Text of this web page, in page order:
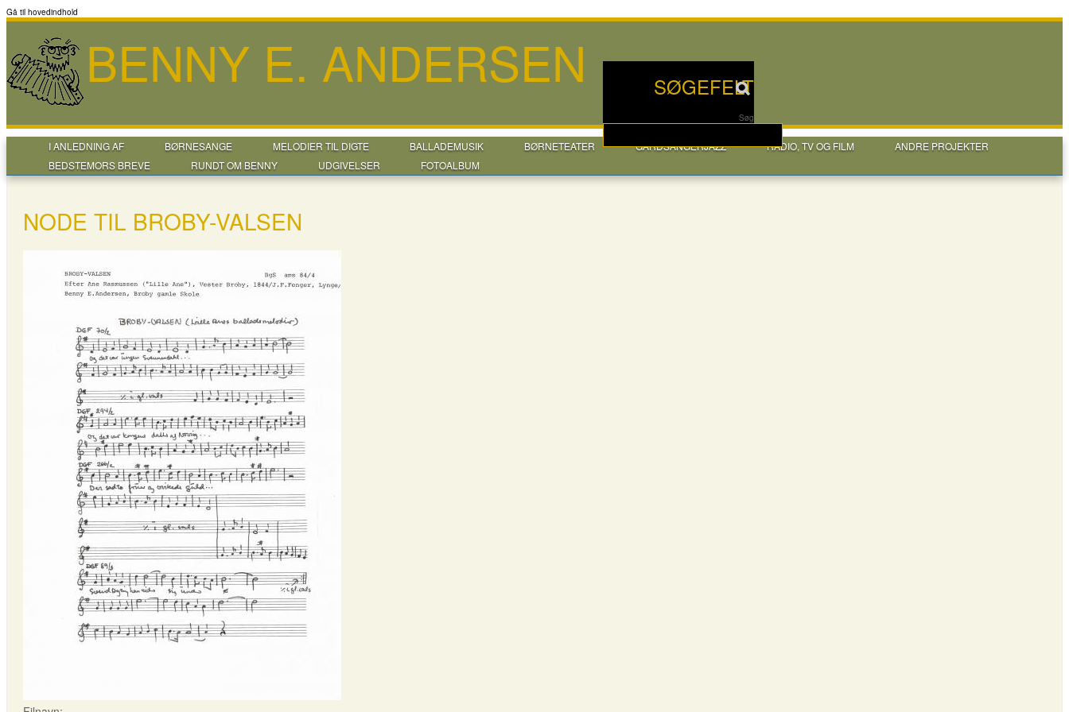
Gå til hovedindhold
SØGEFELT
Søg
BENNY E. ANDERSEN
I ANLEDNING AF BØRNESANGE MELODIER TIL DIGTE BALLADEMUSIK BØRNETEATER GÅRDSANGERJAZZ RADIO, TV OG FILM
ANDRE PROJEKTER
BEDSTEMORS BREVE
RUNDT OM BENNY UDGIVELSER FOTOALBUM
NODE TIL BROBY-VALSEN